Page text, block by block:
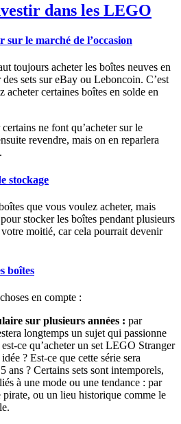
dans les LEGO
sur le marché de l’occasion
toujours acheter les boîtes neuves en
sets sur eBay ou Leboncoin. C’est
certaines boîtes en solde en
ne font qu’acheter sur le
revendre, mais on en reparlera
stockage
que vous voulez acheter, mais
stocker les boîtes pendant plusieurs
moitié, car cela pourrait devenir
boîtes
en compte :
sur plusieurs années : par
longtemps un sujet qui passionne
ce qu’acheter un set LEGO Stranger
? Est-ce que cette série sera
ans ? Certains sets sont intemporels,
à une mode ou une tendance : par
pirate, ou un lieu historique comme le